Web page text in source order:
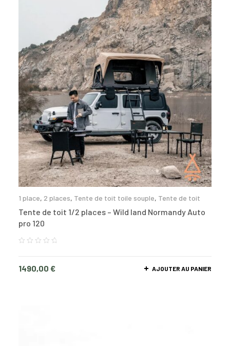
1 place, 2 places, Tente de toit toile souple, Tente de toit
Tente de toit 1/2 places – Wild land Normandy Auto
pro 120
1490,00 € AJOUTER AU PANIER